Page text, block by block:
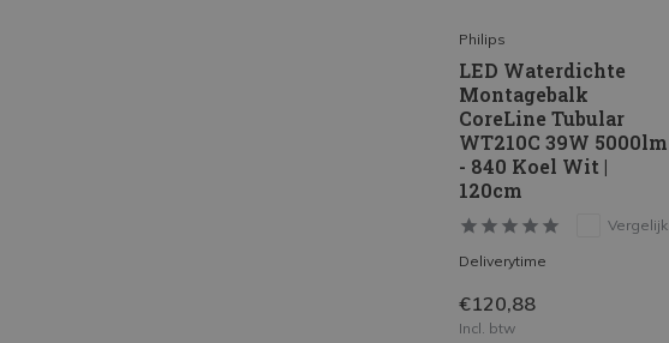
Philips
LED Waterdichte
Montagebalk
CoreLine Tubular
WT210C 39W 5000lm
- 840 Koel Wit |
120cm
Vergelijk
Deliverytime
€120,88
Incl. btw